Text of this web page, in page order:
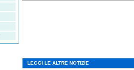
LEGGI LE ALTRE NOTIZIE